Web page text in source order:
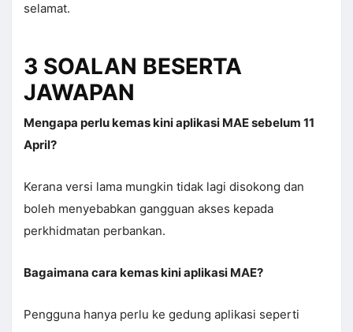
selamat.
3 SOALAN BESERTA
JAWAPAN
Mengapa perlu kemas kini aplikasi MAE sebelum 11
April?
Kerana versi lama mungkin tidak lagi disokong dan
boleh menyebabkan gangguan akses kepada
perkhidmatan perbankan.
Bagaimana cara kemas kini aplikasi MAE?
Pengguna hanya perlu ke gedung aplikasi seperti